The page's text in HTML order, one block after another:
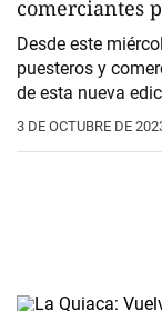
comerciantes
Desde este
puesteros y
de esta nueva
3 DE OCTUBRE DE